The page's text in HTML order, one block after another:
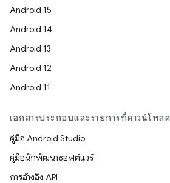
Android 15
Android 14
Android 13
Android 12
Android 11
เอกสารประกอบและรายการที่ดาวน์โหลด
คู่มือ Android Studio
คู่มือนักพัฒนาซอฟต์แวร์
การอ้างอิง API